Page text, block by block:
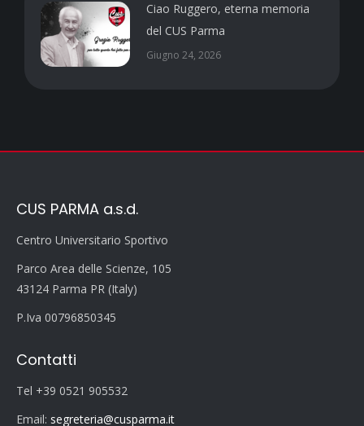
Ciao Ruggero, eterna memoria
del CUS Parma
Giugno 24, 2026
CUS PARMA a.s.d.
Centro Universitario Sportivo
Parco Area delle Scienze, 105
43124 Parma PR (Italy)
P.Iva 00796850345
Contatti
Tel +39 0521 905532
Email: segreteria@cusparma.it